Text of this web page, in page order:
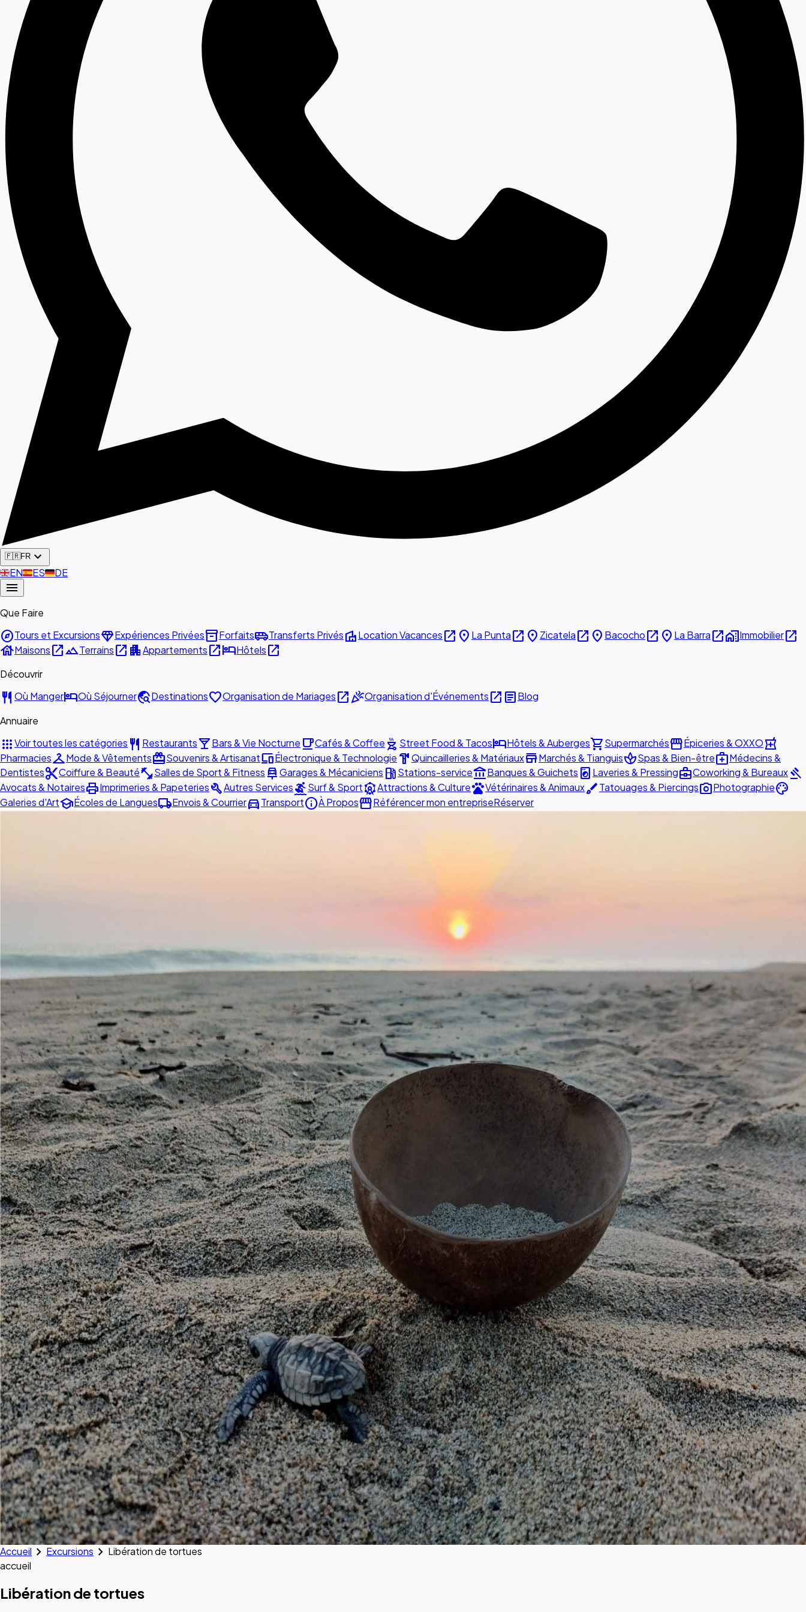
🇫🇷FR expand_more
🇬🇧EN🇪🇸ES🇩🇪DE
menu
Que Faire
exploreTours et ExcursionsdiamondExpériences Privéesinventory_2Forfaitsairport_shuttleTransferts PrivésvillaLocation Vacancesopen_in_new place La Puntaopen_in_new place Zicatelaopen_in_new place Bacochoopen_in_new place La Barraopen_in_newhome_workImmobilieropen_in_new
houseMaisonsopen_in_newlandscapeTerrainsopen_in_new apartmentAppartementsopen_in_newhotelHôtelsopen_in_new
Découvrir
restaurant Où MangerhotelOù Séjournertravel_exploreDestinationsfavoriteOrganisation de Mariagesopen_in_newcelebrationOrganisation d'Événementsopen_in_new articleBlog
Annuaire
appsVoir toutes les catégories restaurant Restaurantslocal_barBars & Vie Nocturne local_cafeCafés & Coffee outdoor_grill Street Food & TacoshotelHôtels & Aubergesshopping_cartSupermarchésstorefrontÉpiceries & OXXOlocal_pharmacy
PharmaciescheckroomMode & VêtementsredeemSouvenirs & ArtisanatdevicesÉlectronique & Technologie hardwareQuincailleries & MatériauxstoreMarchés & TianguisspaSpas & Bien-êtremedical_servicesMédecins &
Dentistescontent_cutCoiffure & Beautéfitness_centerSalles de Sport & Fitness car_repairGarages & Mécaniciens local_gas_stationStations-serviceaccount_balanceBanques & Guichets local_laundry_service Laveries & Pressingbusiness_centerCoworking & Bureauxgavel
Avocats & NotairesprintImprimeries & PapeteriesbuildAutres ServicessurfingSurf & SportattractionsAttractions & CulturepetsVétérinaires & AnimauxbrushTatouages & Piercingsphoto_cameraPhotographiepalette
Galeries d'ArtschoolÉcoles de Langueslocal_shippingEnvois & Courrierdirections_carTransportinfoÀ ProposstorefrontRéférencer mon entrepriseRéserver
Accueil chevron_right Excursions chevron_right Libération de tortues
accueil
Libération de tortues